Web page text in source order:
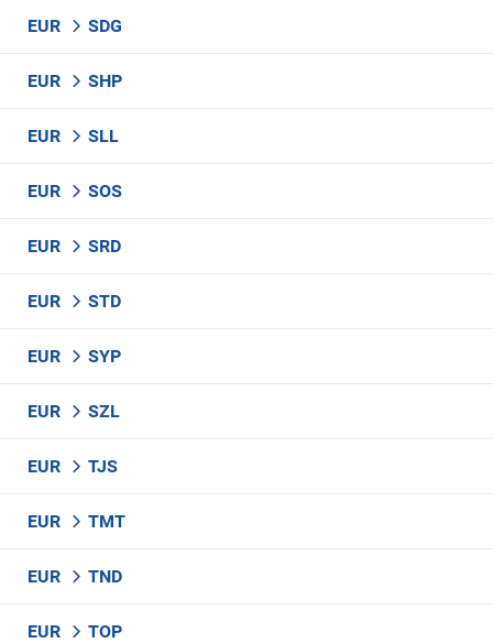
EUR SDG
EUR SHP
EUR SLL
EUR SOS
EUR SRD
EUR STD
EUR SYP
EUR SZL
EUR TJS
EUR TMT
EUR TND
EUR TOP